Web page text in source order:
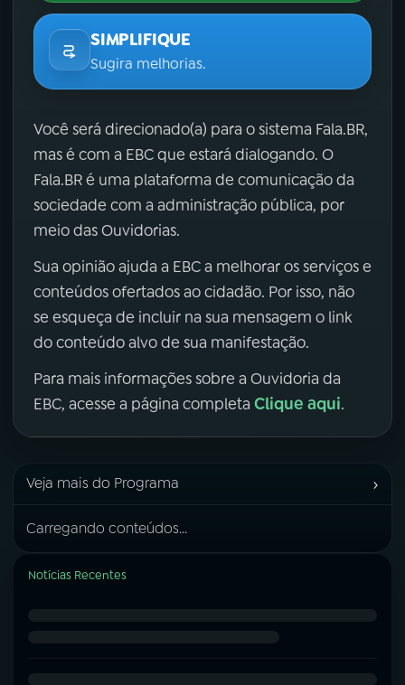
SIMPLIFIQUE
Sugira melhorias.
Você será direcionado(a) para o sistema Fala.BR,
mas é com a EBC que estará dialogando. O
Fala.BR é uma plataforma de comunicação da
sociedade com a administração pública, por
meio das Ouvidorias.
Sua opinião ajuda a EBC a melhorar os serviços e
conteúdos ofertados ao cidadão. Por isso, não
se esqueça de incluir na sua mensagem o link
do conteúdo alvo de sua manifestação.
Para mais informações sobre a Ouvidoria da
EBC, acesse a página completa Clique aqui.
Veja mais do Programa ›
Carregando conteúdos...
Notícias Recentes